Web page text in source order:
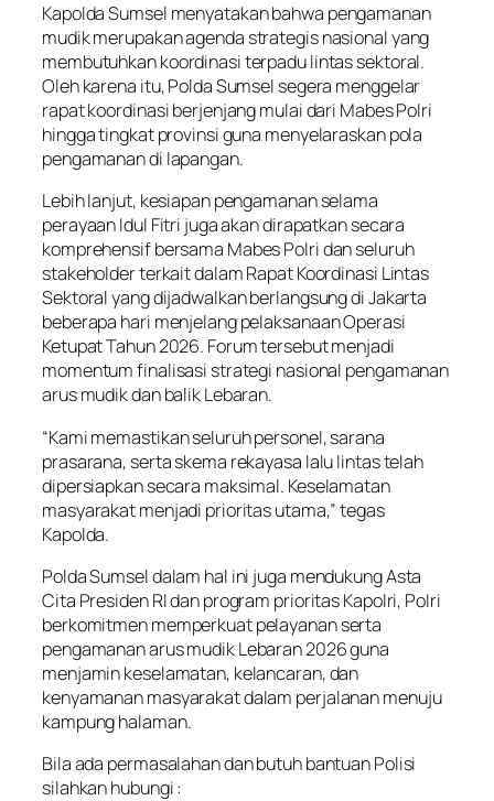
Kapolda Sumsel menyatakan bahwa pengamanan
mudik merupakan agenda strategis nasional yang
membutuhkan koordinasi terpadu lintas sektoral.
Oleh karena itu, Polda Sumsel segera menggelar
rapat koordinasi berjenjang mulai dari Mabes Polri
hingga tingkat provinsi guna menyelaraskan pola
pengamanan di lapangan.
Lebih lanjut, kesiapan pengamanan selama
perayaan Idul Fitri juga akan dirapatkan secara
komprehensif bersama Mabes Polri dan seluruh
stakeholder terkait dalam Rapat Koordinasi Lintas
Sektoral yang dijadwalkan berlangsung di Jakarta
beberapa hari menjelang pelaksanaan Operasi
Ketupat Tahun 2026. Forum tersebut menjadi
momentum finalisasi strategi nasional pengamanan
arus mudik dan balik Lebaran.
“Kami memastikan seluruh personel, sarana
prasarana, serta skema rekayasa lalu lintas telah
dipersiapkan secara maksimal. Keselamatan
masyarakat menjadi prioritas utama,” tegas
Kapolda.
Polda Sumsel dalam hal ini juga mendukung Asta
Cita Presiden RI dan program prioritas Kapolri, Polri
berkomitmen memperkuat pelayanan serta
pengamanan arus mudik Lebaran 2026 guna
menjamin keselamatan, kelancaran, dan
kenyamanan masyarakat dalam perjalanan menuju
kampung halaman.
Bila ada permasalahan dan butuh bantuan Polisi
silahkan hubungi :